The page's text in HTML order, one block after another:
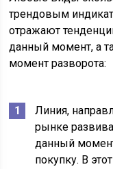
трендовым
отражают
данный момент, а
момент разворота:
Линия,
рынке
данный
покупку. В